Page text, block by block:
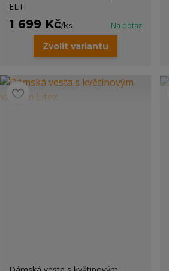
ELT
1 699 Kč/ks Na dotaz
Zvolit variantu